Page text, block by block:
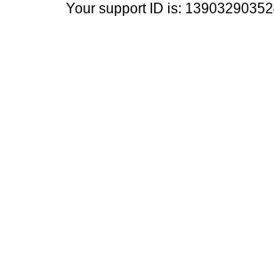
Your support ID is: